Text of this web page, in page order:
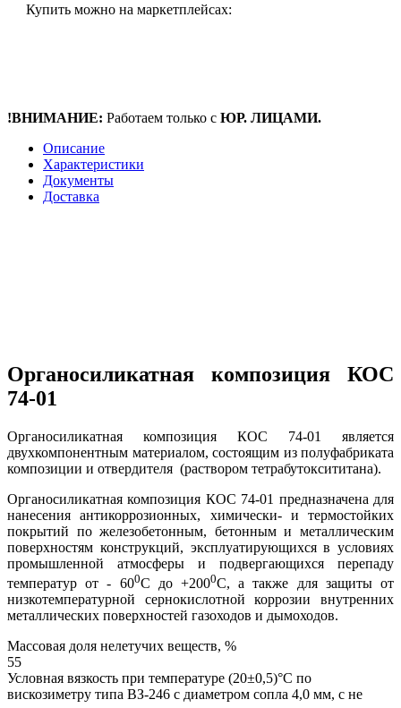
Купить можно на маркетплейсах:
!ВНИМАНИЕ: Работаем только с ЮР. ЛИЦАМИ.
Описание
Характеристики
Документы
Доставка
Органосиликатная композиция КОС
74-01
Органосиликатная композиция КОС 74-01 является
двухкомпонентным материалом, состоящим из полуфабриката
композиции и отвердителя (раствором тетрабутоксититана).
Органосиликатная композиция КОС 74-01 предназначена для
нанесения антикоррозионных, химически- и термостойких
покрытий по железобетонным, бетонным и металлическим
поверхностям конструкций, эксплуатирующихся в условиях
промышленной атмосферы и подвергающихся перепаду
температур от - 600С до +2000С, а также для защиты от
низкотемпературной сернокислотной коррозии внутренних
металлических поверхностей газоходов и дымоходов.
Массовая доля нелетучих веществ, %
55
Условная вязкость при температуре (20±0,5)°С по
вискозиметру типа ВЗ-246 с диаметром сопла 4,0 мм, с не